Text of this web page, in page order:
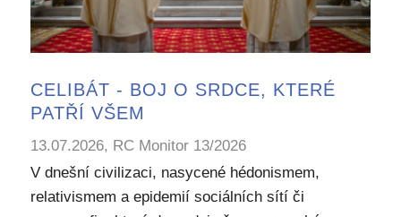
CELIBÁT - BOJ O SRDCE, KTERÉ
PATŘÍ VŠEM
13.07.2026, RC Monitor 13/2026
V dnešní civilizaci, nasycené hédonismem,
relativismem a epidemií sociálních sítí či